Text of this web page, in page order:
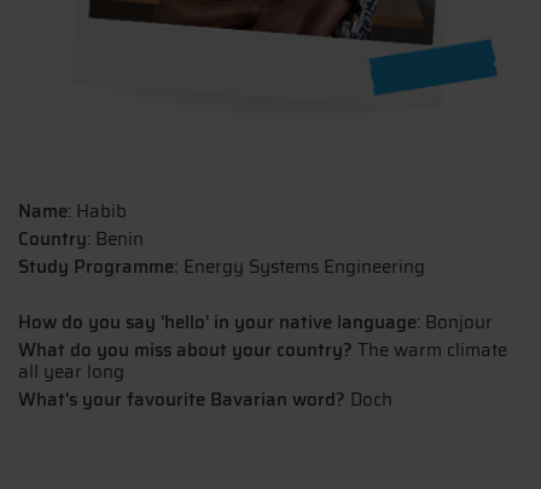
Name: Habib
Country: Benin
Study Programme: Energy Systems Engineering
How do you say 'hello' in your native language: Bonjour
What do you miss about your country? The warm climate
all year long
What's your favourite Bavarian word? Doch